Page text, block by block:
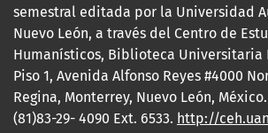
semestral editada por la Universidad
Nuevo León, a través del Centro de
Humanísticos, Biblioteca Universitaria
Piso 1, Avenida Alfonso Reyes #4000
Regina, Monterrey, Nuevo León, México.
(81)83-29- 4090 Ext. 6533. http://